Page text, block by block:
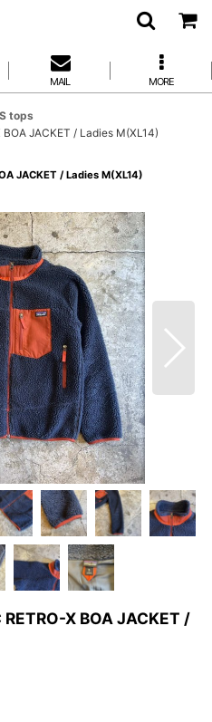
MAIL MORE
tops
BOA JACKET / Ladies M(XL14)
JACKET / Ladies M(XL14)
RETRO-X BOA JACKET /